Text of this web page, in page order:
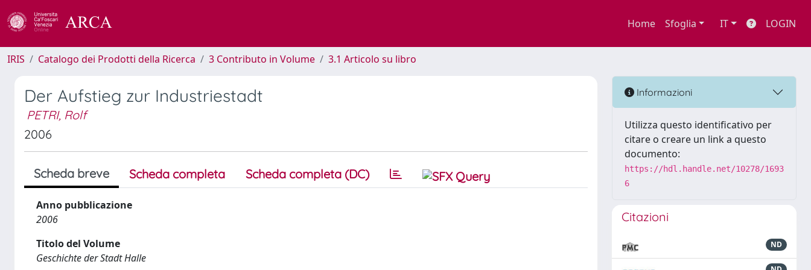
Home Sfoglia IT LOGIN
IRIS Catalogo dei Prodotti della Ricerca 3 Contributo in Volume 3.1 Articolo su libro
Der Aufstieg zur Industriestadt
PETRI, Rolf
2006
Scheda breve Scheda completa Scheda completa (DC)
Anno pubblicazione
2006
Titolo del Volume
Geschichte der Stadt Halle
Informazioni
Utilizza questo identificativo per
citare o creare un link a questo
documento:
https://hdl.handle.net/10278/1693
6
Citazioni
ND